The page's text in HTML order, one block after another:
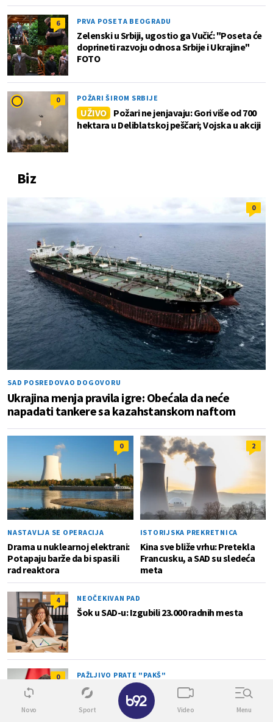
6 PRVA POSETA BEOGRADU
Zelenski u Srbiji, ugostio ga Vučić: "Poseta će
doprineti razvoju odnosa Srbije i Ukrajine"
FOTO
0 POŽARI ŠIROM SRBIJE
UŽIVO
Požari ne jenjavaju: Gori više od 700
hektara u Deliblatskoj peščari; Vojska u akciji
Biz
0
SAD POSREDOVAO DOGOVORU
Ukrajina menja pravila igre: Obećala da neće
napadati tankere sa kazahstanskom naftom
0
NASTAVLJA SE OPERACIJA
Drama u nuklearnoj elektrani:
Potapaju barže da bi spasili
rad reaktora
2
ISTORIJSKA PREKRETNICA
Kina sve bliže vrhu: Pretekla
Francusku, a SAD su sledeća
meta
4 NEOČEKIVAN PAD
Šok u SAD-u: Izgubili 23.000 radnih mesta
0 PAŽLJIVO PRATE "PAKŠ"
Mađar otkrio kakva je situacija sa
energentima u Mađarskom
Novo Sport Video Menu
✕